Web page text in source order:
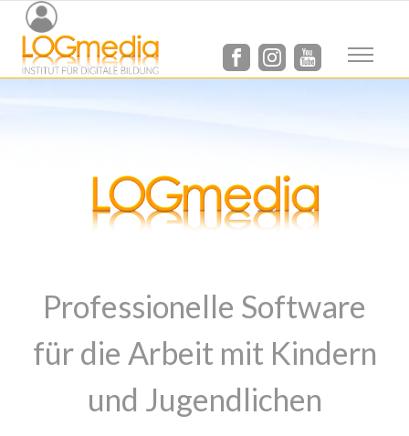
LOGmedia Software für digitale
Professionelle Software
für die Arbeit mit Kindern
und Jugendlichen